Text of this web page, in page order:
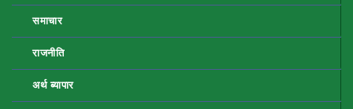
समाचार
राजनीति
अर्थ ब्यापार